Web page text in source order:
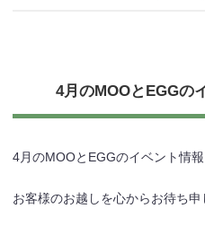
4月のMOOとEGGの
4月のMOOとEGGのイベント情報
お客様のお越しを心からお待ち申